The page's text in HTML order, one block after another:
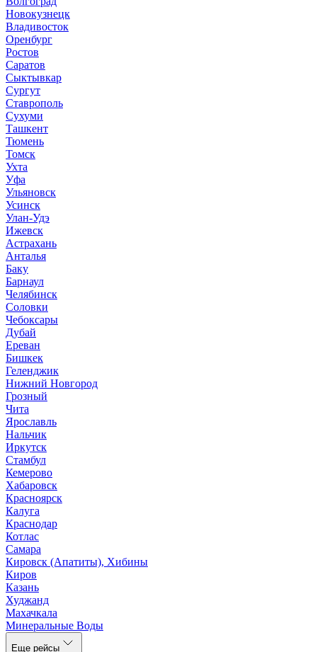
Новокузнецк
Владивосток
Оренбург
Ростов
Саратов
Сыктывкар
Сургут
Ставрополь
Сухуми
Ташкент
Тюмень
Томск
Ухта
Уфа
Ульяновск
Усинск
Улан-Удэ
Ижевск
Астрахань
Анталья
Баку
Барнаул
Челябинск
Соловки
Чебоксары
Дубай
Ереван
Бишкек
Геленджик
Нижний Новгород
Грозный
Чита
Ярославль
Нальчик
Иркутск
Стамбул
Кемерово
Хабаровск
Красноярск
Калуга
Краснодар
Котлас
Самара
Кировск (Апатиты), Хибины
Киров
Казань
Худжанд
Махачкала
Минеральные Воды
Еще рейсы